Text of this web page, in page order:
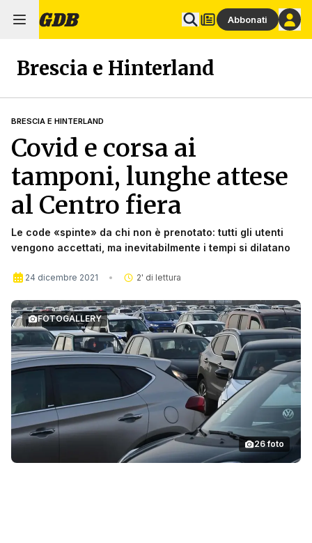
Abbonati
Brescia e Hinterland
BRESCIA E HINTERLAND
Covid e corsa ai
tamponi, lunghe attese
al Centro fiera
Le code «spinte» da chi non è prenotato: tutti gli utenti
vengono accettati, ma inevitabilmente i tempi si dilatano
24 dicembre 2021 2' di lettura
FOTOGALLERY
26foto